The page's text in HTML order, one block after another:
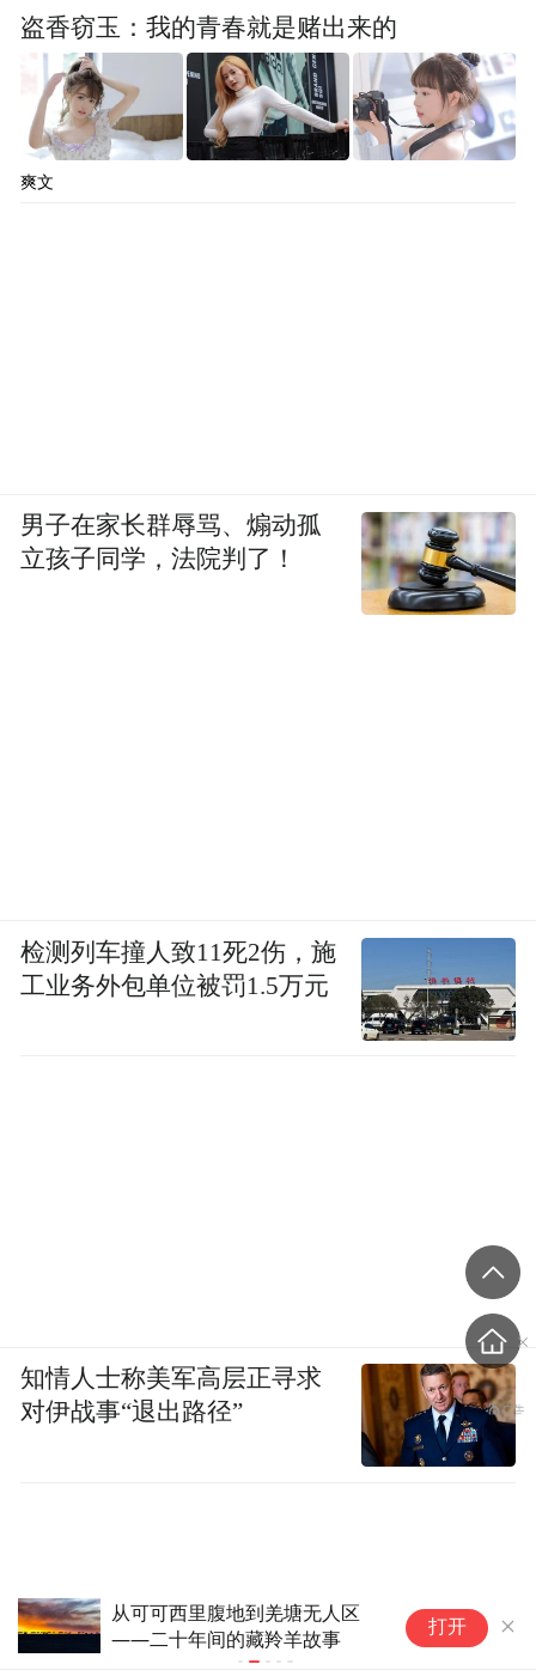
罕见野生白化毛冠鹿现身贵州雷
公山国家级自然保护区
打开
盗香窃玉：我的青春就是赌出来的
爽文
男子在家长群辱骂、煽动孤
立孩子同学，法院判了！
检测列车撞人致11死2伤，施
工业务外包单位被罚1.5万元
知情人士称美军高层正寻求
对伊战事“退出路径”